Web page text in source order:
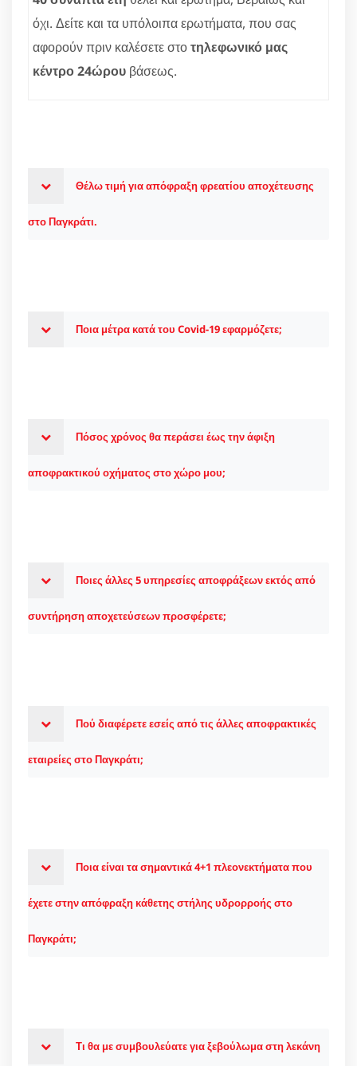
όχι. Δείτε και τα υπόλοιπα ερωτήματα, που σας
αφορούν πριν καλέσετε στοτηλεφωνικό μας
κέντρο 24ώρου βάσεως.
Θέλω τιμή για απόφραξη φρεατίου αποχέτευσης
στο Παγκράτι.
Ποια μέτρα κατά του Covid-19 εφαρμόζετε;
Πόσος χρόνος θα περάσει έως την άφιξη
αποφρακτικού οχήματος στο χώρο μου;
Ποιες άλλες 5 υπηρεσίες αποφράξεων εκτός από
συντήρηση αποχετεύσεων προσφέρετε;
Πού διαφέρετε εσείς από τις άλλες αποφρακτικές
εταιρείες στο Παγκράτι;
Ποια είναι τα σημαντικά 4+1 πλεονεκτήματα που
έχετε στην απόφραξη κάθετης στήλης υδρορροής στο
Παγκράτι;
Τι θα με συμβουλεύατε για ξεβούλωμα στη λεκάνη